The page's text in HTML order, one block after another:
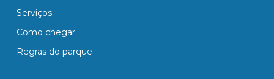
Serviços
Como chegar
Regras do parque